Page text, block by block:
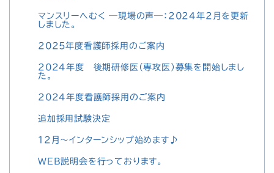
マンスリーへむく ―現場の声―：2024年2月を更新
しました。
2025年度看護師採用のご案内
2024年度 後期研修医(専攻医)募集を開始しまし
た。
2024年度看護師採用のご案内
追加採用試験決定
12月～インターンシップ始めます♪
WEB説明会を行っております。